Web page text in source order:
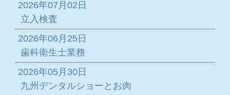
2026年07月02日
立入検査
2026年06月25日
歯科衛生士業務
2026年05月30日
九州デンタルショーとお肉